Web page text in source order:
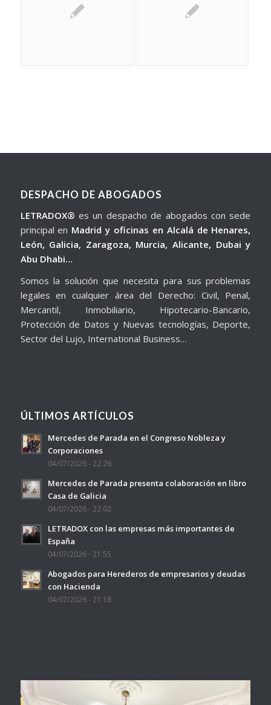
DESPACHO DE ABOGADOS
LETRADOX® es un despacho de abogados con sede
principal en Madrid y oficinas en Alcalá de Henares,
León, Galicia, Zaragoza, Murcia, Alicante, Dubai y
Abu Dhabi…
Somos la solución que necesita para sus problemas
legales en cualquier área del Derecho: Civil, Penal,
Mercantil, Inmobiliario, Hipotecario-Bancario,
Protección de Datos y Nuevas tecnologías, Deporte,
Sector del Lujo, International Business…
ÚLTIMOS ARTÍCULOS
Mercedes de Parada en el Congreso Nobleza y
Corporaciones
04/07/2026 - 22:26
Mercedes de Parada presenta colaboración en libro
Casa de Galicia
04/07/2026 - 22:02
LETRADOX con las empresas más importantes de
España
04/07/2026 - 21:55
Abogados para Herederos de empresarios y deudas
con Hacienda
04/07/2026 - 21:18